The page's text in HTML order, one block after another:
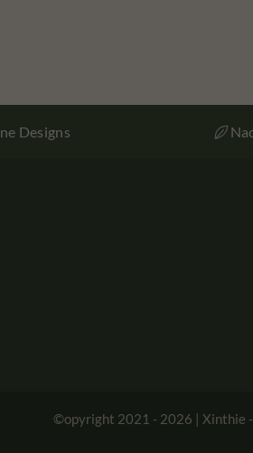
Designs
©opyright 2021 - 2026 | Xinthie